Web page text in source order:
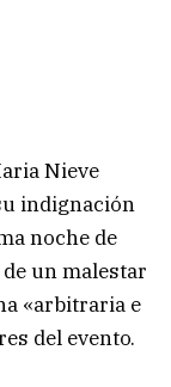
Nieve
indignación
noche de
un malestar
«arbitraria e
del evento.